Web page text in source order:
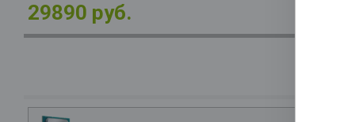
29890 руб.